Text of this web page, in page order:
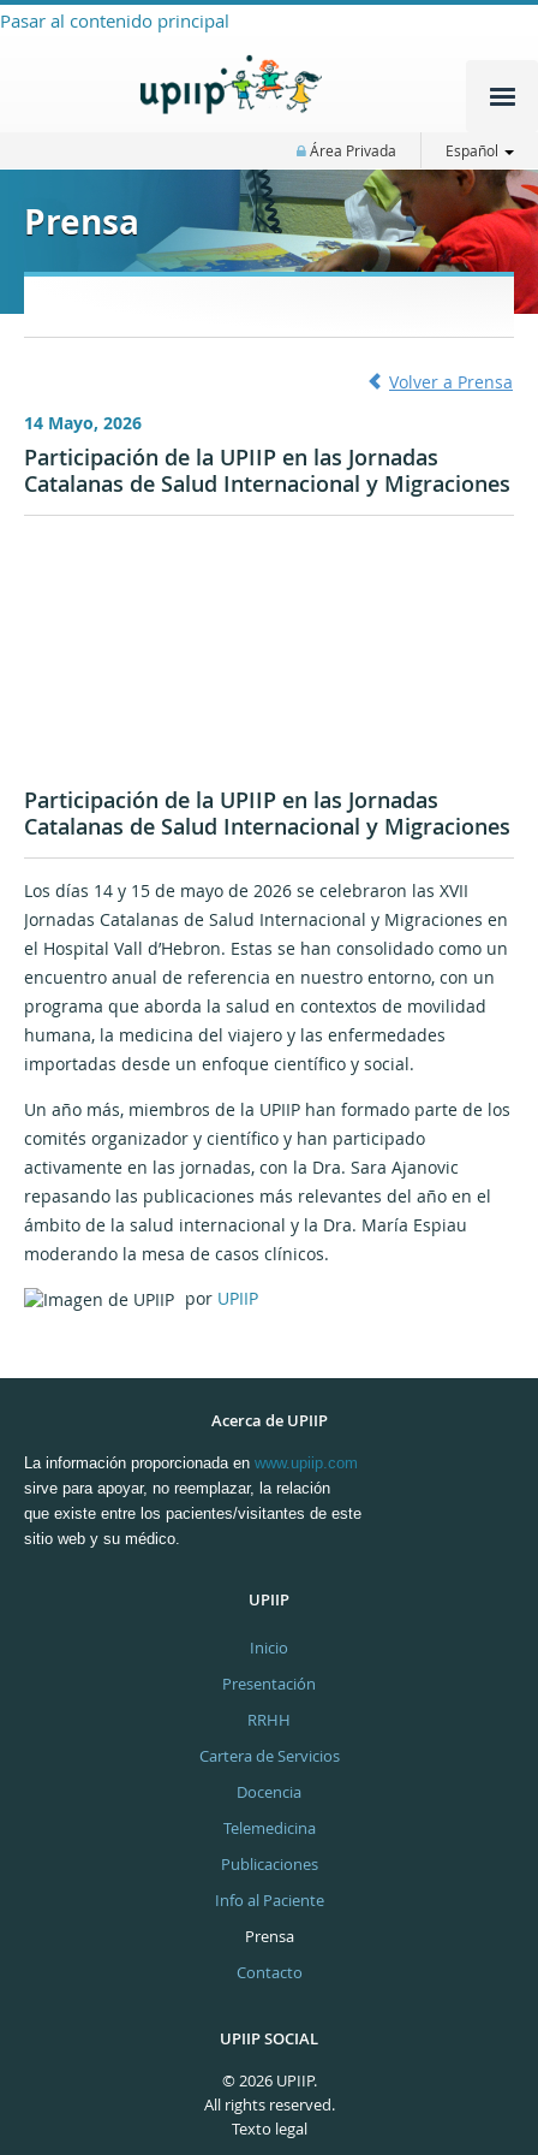
Pasar al contenido principal
Área Privada Español
Prensa
Volver a Prensa
14 Mayo, 2026
Participación de la UPIIP en las Jornadas
Catalanas de Salud Internacional y Migraciones
Participación de la UPIIP en las Jornadas
Catalanas de Salud Internacional y Migraciones
Los días 14 y 15 de mayo de 2026 se celebraron las XVII
Jornadas Catalanas de Salud Internacional y Migraciones en
el Hospital Vall d’Hebron. Estas se han consolidado como un
encuentro anual de referencia en nuestro entorno, con un
programa que aborda la salud en contextos de movilidad
humana, la medicina del viajero y las enfermedades
importadas desde un enfoque científico y social.
Un año más, miembros de la UPIIP han formado parte de los
comités organizador y científico y han participado
activamente en las jornadas, con la Dra. Sara Ajanovic
repasando las publicaciones más relevantes del año en el
ámbito de la salud internacional y la Dra. María Espiau
moderando la mesa de casos clínicos.
por UPIIP
Acerca de UPIIP
La información proporcionada en www.upiip.com
sirve para apoyar, no reemplazar, la relación
que existe entre los pacientes/visitantes de este
sitio web y su médico.
UPIIP
Inicio
Presentación
RRHH
Cartera de Servicios
Docencia
Telemedicina
Publicaciones
Info al Paciente
Prensa
Contacto
UPIIP SOCIAL
© 2026 UPIIP.
All rights reserved.
Texto legal